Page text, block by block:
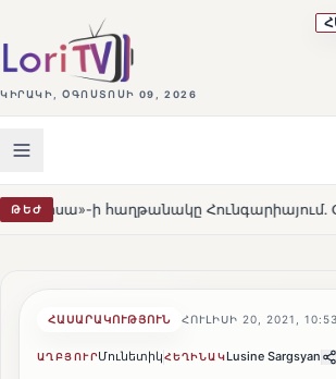
ԿԻՐԱԿԻ, ՕԳՈՍՏՈՍԻ 09, 2026
ԹԵԺ Հունգարիայում․ Օրբանն
ՀԱՍԱՐԱԿՈՒԹՅՈՒՆ ՀՈՒԼԻՍԻ 20, 2021, 10:53
ԱՂԲՅՈՒՐՄունետիկՀԵՂԻՆԱԿLusine Sargsyan